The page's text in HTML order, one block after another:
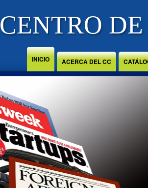
CENTRO
INICIO ACERCA DEL CC